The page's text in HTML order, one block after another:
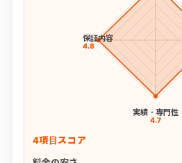
実績・専門性
4.7
保証内容
4.8
4項目スコア